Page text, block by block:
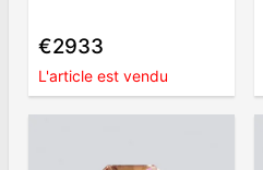
€2933
L'article est vendu